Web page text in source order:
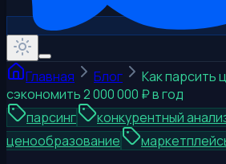
Главная Блог
Как парсить
сэкономить 2 000 000 ₽ в год
парсинг
конкурентный
ценообразование